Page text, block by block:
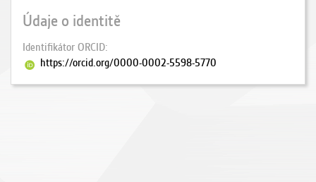
Údaje o identitě
Identifikátor ORCID
https://orcid.org/0000-0002-5598-5770